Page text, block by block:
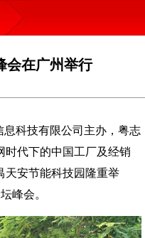
会在广州举行
息科技有限公司主办，粤志
时代下的中国工厂及经销
天安节能科技园隆重举
峰会。